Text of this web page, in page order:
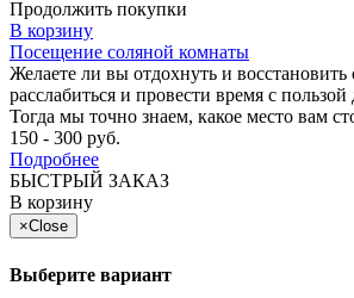
Продолжить покупки
В корзину
Посещение соляной комнаты
Желаете ли вы отдохнуть и восстановить
расслабиться и провести время с пользой
Тогда мы точно знаем, какое место вам
150 - 300 руб.
Подробнее
БЫСТРЫЙ ЗАКАЗ
В корзину
×Close
Выберите вариант